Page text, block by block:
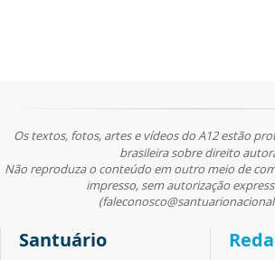
Os textos, fotos, artes e vídeos do A12 estão
brasileira sobre direito
Não reproduza o conteúdo em outro meio de
impresso, sem autorização
Santuário